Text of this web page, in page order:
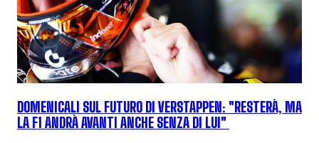
DOMENICALI SUL FUTURO DI VERSTAPPEN: "RESTERÀ, MA
LA F1 ANDRÀ AVANTI ANCHE SENZA DI LUI"